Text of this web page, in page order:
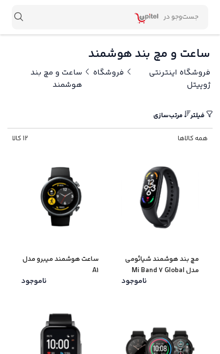
ساعت و مچ بند هوشمند
فروشگاه اینترنتی
ژوپیتل
فروشگاه
ساعت و مچ بند
هوشمند
فیلتر مرتب‌سازی
همه کالاها 12 کالا
مچ بند هوشمند شیائومی
مدل Mi Band 7 Global
ناموجود
ساعت هوشمند میبرو مدل
A1
ناموجود